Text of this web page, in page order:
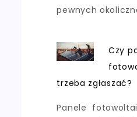
pewnych
Czy
trzeba zgłaszać?
Panele